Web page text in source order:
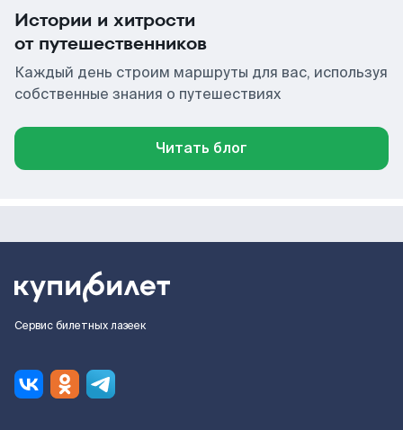
Истории и хитрости
от путешественников
Каждый день строим маршруты для вас, используя
собственные знания о путешествиях
Читать блог
Сервис билетных лазеек